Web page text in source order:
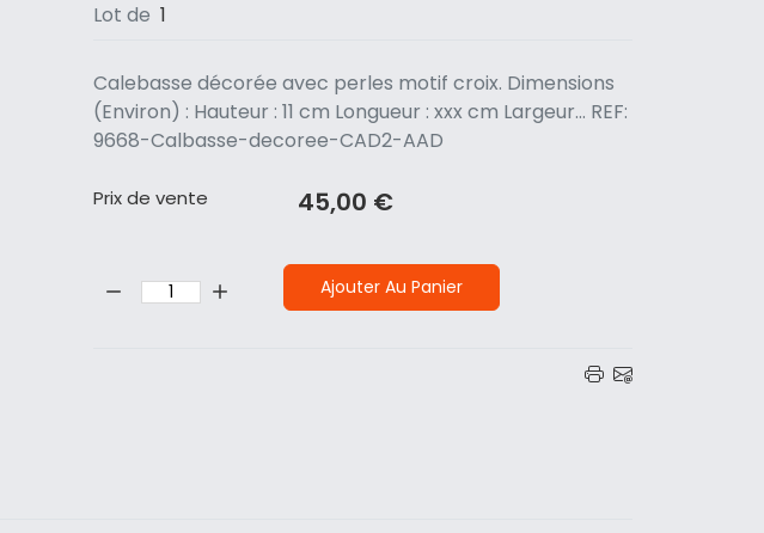
Lot de 1
Calebasse décorée avec perles motif croix. Dimensions
(Environ) : Hauteur : 11 cm Longueur : xxx cm Largeur... REF:
9668-Calbasse-decoree-CAD2-AAD
Prix ​​de vente 45,00 €
Quantité: Ajouter Au Panier